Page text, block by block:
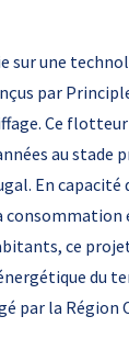
sur une
par
Ce
au stade
En capacité
ce
du
par la Région